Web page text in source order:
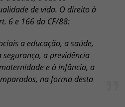
de vida. O direito à
6 e 166 da CF/88:
a educação, a saúde,
a previdência
e à infância, a
na forma desta